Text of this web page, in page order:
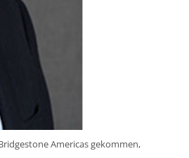
Americas gekommen,